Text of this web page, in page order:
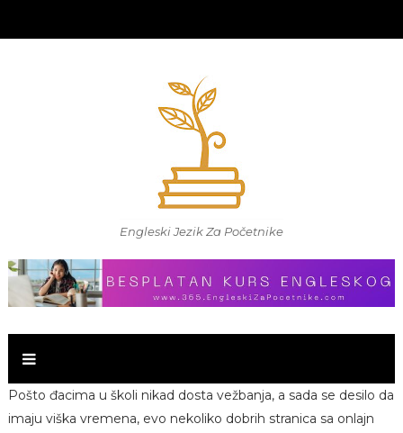
Engleski Jezik Za Početnike
Pošto đacima u školi nikad dosta vežbanja, a sada se desilo da
imaju viška vremena, evo nekoliko dobrih stranica sa onlajn